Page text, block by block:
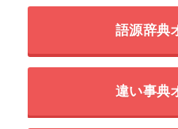
語源辞典
違い事典